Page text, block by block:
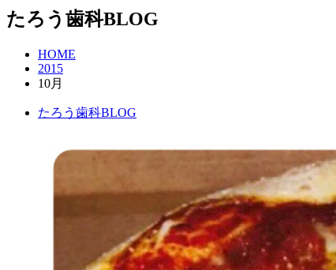
たろう歯科BLOG
HOME
2015
10月
たろう歯科BLOG